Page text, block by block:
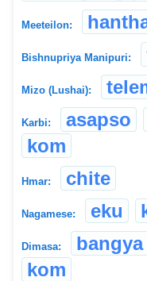
Meeteilon:
Bishnupriya Manipuri:
Mizo (Lushai):
Karbi: asapso
kom
Hmar: chite
Nagamese: eku
Dimasa: bangya
kom